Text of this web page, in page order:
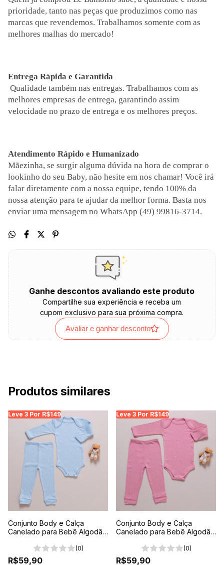
prioridade, tanto nas peças que produzimos como nas
marcas que revendemos. Trabalhamos somente com as
melhores malhas do mercado!
Entrega Rápida e Garantida
Qualidade também nas entregas. Trabalhamos com as
melhores empresas de entrega, garantindo assim
velocidade no prazo de entrega e os melhores preços.
Atendimento Rápido e Humanizado
Mãezinha, se surgir alguma dúvida na hora de comprar o
lookinho do seu Baby, não hesite em nos chamar! Você irá
falar diretamente com a nossa equipe, tendo 100% da
nossa atenção para te ajudar da melhor forma. Basta nos
enviar uma mensagem no WhatsApp (49) 99816-3714.
Ganhe descontos avaliando este produto
Compartilhe sua experiência e receba um
cupom exclusivo para sua próxima compra.
Avaliar e ganhar desconto
Produtos similares
Leve 3 Por R$149
Conjunto Body e Calça
Canelado para Bebê Algodão
(0)
R$59,90
Leve 3 Por R$149
Conjunto Body e Calça
Canelado para Bebê Algodão
(0)
R$59,90